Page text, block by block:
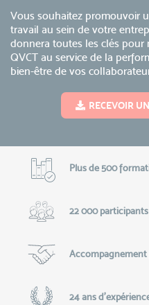
Vous souhaitez promouvoir
travail au sein de votre
donnera toutes les clés
QVCT au service de la
bien-être de vos
RECEVOIR
Plus de 500
22 000 participants
Accompagnement
24 ans